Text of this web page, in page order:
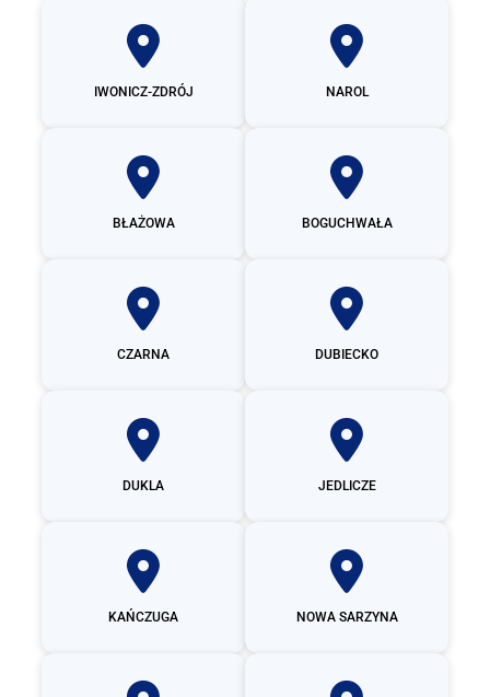
IWONICZ-ZDRÓJ NAROL
BŁAŻOWA BOGUCHWAŁA
CZARNA DUBIECKO
DUKLA JEDLICZE
KAŃCZUGA NOWA SARZYNA